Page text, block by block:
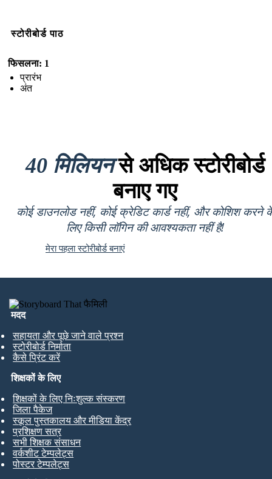
स्टोरीबोर्ड पाठ
फिसलना: 1
प्रारंभ
अंत
40 मिलियनसे अधिक स्टोरीबोर्ड
बनाए गए
कोई डाउनलोड नहीं, कोई क्रेडिट कार्ड नहीं, और कोशिश करने
लिए किसी लॉगिन की आवश्यकता नहीं है!
मेरा पहला स्टोरीबोर्ड बनाएं
मदद
सहायता और पूछे जाने वाले प्रश्न
स्टोरीबोर्ड निर्माता
कैसे प्रिंट करें
शिक्षकों के लिए
शिक्षकों के लिए निःशुल्क संस्करण
जिला पैकेज
स्कूल पुस्तकालय और मीडिया केंद्र
प्रशिक्षण सत्र
सभी शिक्षक संसाधन
वर्कशीट टेम्पलेट्स
पोस्टर टेम्पलेट्स